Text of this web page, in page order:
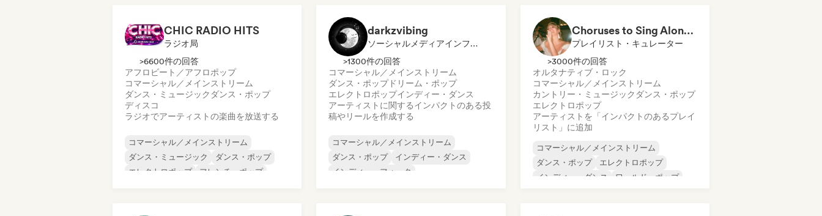
CHIC RADIO HITS
ラジオ局
>6600件の回答
アフロビート／アフロポップ
コマーシャル／メインストリーム
ダンス・ミュージック ダンス・ポップ
ディスコ
ラジオでアーティストの楽曲を放送する
コマーシャル／メインストリーム
ダンス・ミュージック
ダンス・ポップ
エレクトロポップ
フレンチ・ポップ
darkzvibing
ソーシャルメディアインフルエンサー
>1300件の回答
コマーシャル／メインストリーム
ダンス・ポップドリーム・ポップ
エレクトロポップインディー・ダンス
アーティストに関するインパクトのある投
稿やリールを作成する
コマーシャル／メインストリーム
ダンス・ポップ
インディー・ダンス
インディー・フォーク
Choruses to Sing Along To
プレイリスト・キュレーター
>3000件の回答
オルタナティブ・ロック
コマーシャル／メインストリーム
カントリー・ミュージック ダンス・ポップ
エレクトロポップ
アーティストを「インパクトのあるプレイ
リスト」に追加
コマーシャル／メインストリーム
ダンス・ポップ
エレクトロポップ
インディー・ダンス
ワールド・ポップ